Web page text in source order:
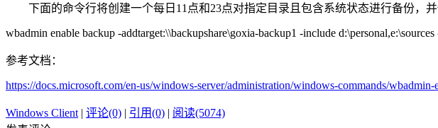
下面的命令行将创建一个每日11点和23点对指定目录且包含系统状态进行备份，并
wbadmin enable backup -addtarget:\\backupshare\goxia-backup1 -include
参考文档：
https://docs.microsoft.com/en-us/windows-server/administration/windows-commands/wbadmin-
Windows Client| 评论(0) | 引用(0) | 阅读(5074)